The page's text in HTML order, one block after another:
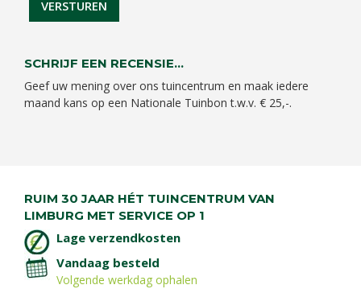
SCHRIJF EEN RECENSIE...
Geef uw mening over ons tuincentrum en maak iedere
maand kans op een Nationale Tuinbon t.w.v. € 25,-.
RUIM 30 JAAR HÉT TUINCENTRUM VAN
LIMBURG MET SERVICE OP 1
Lage verzendkosten
Vandaag besteld
Volgende werkdag ophalen